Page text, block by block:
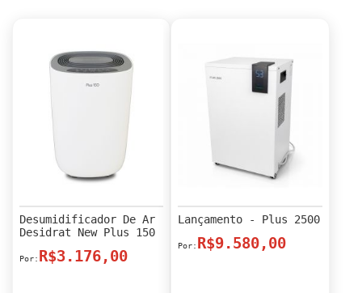
Desumidificador De Ar
Desidrat New Plus 150
R$3.176,00
Lançamento - Plus 2500
R$9.580,00